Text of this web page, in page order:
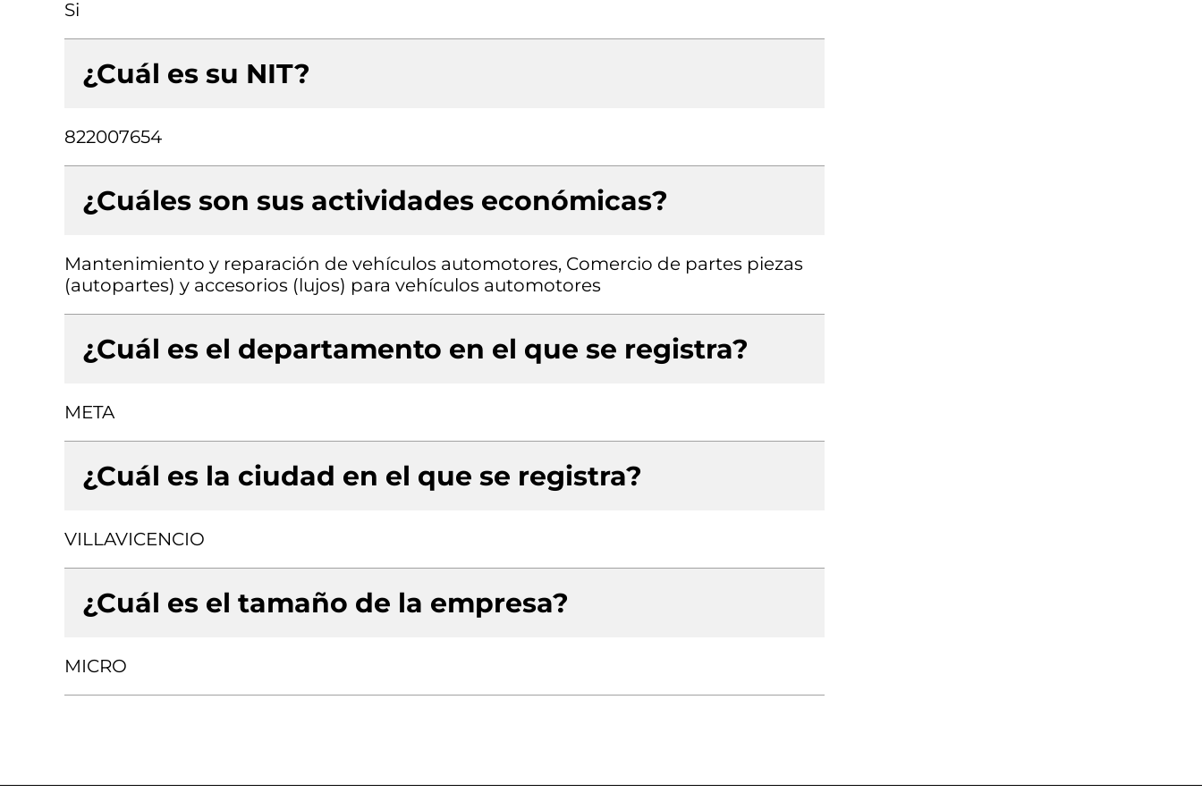
Si
¿Cuál es su NIT?
822007654
¿Cuáles son sus actividades económicas?
Mantenimiento y reparación de vehículos automotores, Comercio de partes piezas
(autopartes) y accesorios (lujos) para vehículos automotores
¿Cuál es el departamento en el que se registra?
META
¿Cuál es la ciudad en el que se registra?
VILLAVICENCIO
¿Cuál es el tamaño de la empresa?
MICRO